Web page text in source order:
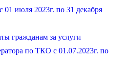
01 июля 2023г. по 31 декабря
гражданам за услуги
по ТКО с 01.07.2023г. по